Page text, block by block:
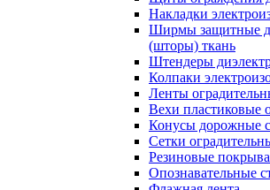
Накладки
Ширмы защитные
(шторы) ткань
Штендеры
Колпаки
Ленты
Вехи пластиковые
Конусы дорожные
Сетки
Резиновые
Опознавательные